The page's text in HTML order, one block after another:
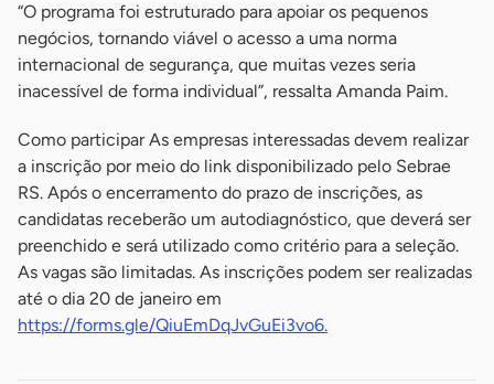
“O programa foi estruturado para apoiar os pequenos
negócios, tornando viável o acesso a uma norma
internacional de segurança, que muitas vezes seria
inacessível de forma individual”, ressalta Amanda Paim.
Como participar As empresas interessadas devem realizar
a inscrição por meio do link disponibilizado pelo Sebrae
RS. Após o encerramento do prazo de inscrições, as
candidatas receberão um autodiagnóstico, que deverá ser
preenchido e será utilizado como critério para a seleção.
As vagas são limitadas. As inscrições podem ser realizadas
até o dia 20 de janeiro em
https://forms.gle/QiuEmDqJvGuEi3vo6.